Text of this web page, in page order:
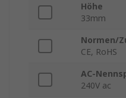
Höhe
33mm
Normen/
CE, RoHS
AC-
240V ac